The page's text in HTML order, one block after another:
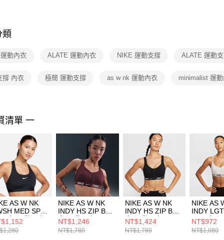
交易，需
２．關於
結果請求
５．嚴禁
形，恩沛
動。
類
動內衣 ALATE 運動內衣 NIKE 運動支撐 ALATE 運動
撐 內衣 極簡 運動支撐 as w nk 運動內衣 minimalist 運
清單 一
AS W NK
MED SPT
女 運動內衣
NIKE AS W NK
INDY HS ZIP BRA
女 運動內衣
HQ2752652
NT$1,246
NT$1,780
NIKE AS W NK
INDY HS ZIP BRA
女 運動內衣
HQ2752010
NT$1,424
NT$1,780
NIKE AS
INDY
BRA 女
NT$972
NT$1,080